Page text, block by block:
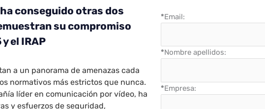
conseguido otras dos
su compromiso
el IRAP
a un panorama de amenazas cada
normativos más estrictos que nunca.
líder en comunicación por vídeo, ha
y esfuerzos de seguridad,
*Email:
*Nombre apellidos:
*Empresa: